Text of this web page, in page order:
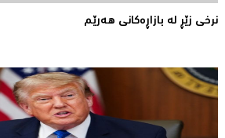
نرخى زێڕ له‌ بازاڕه‌كانی هه‌رێم